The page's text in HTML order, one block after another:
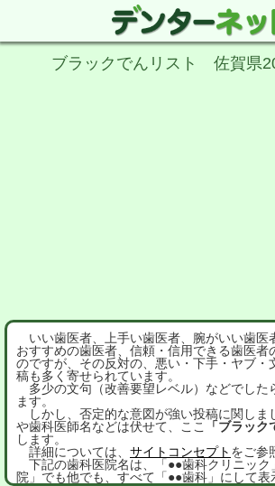
ブラックでんリスト 佐賀県
いい歯医者、上手い歯医者、腕がいい歯医
おすすめの歯医者、信頼・信用できる歯医者
のですが、その反対の、悪い・下手・ヤブ・
稿も多く寄せられています。
多少の文句（改善要望レベル）などでした
ます。
しかし、否定的な意図が強い投稿に関しま
や歯科医師名などは伏せて、ここ
「ブラック
します。
詳細については、 サイトコンセプト をご参
下記の歯科医院名は、「●●歯科クリニック
院」でも他でも、すべて「●●歯科」にして表